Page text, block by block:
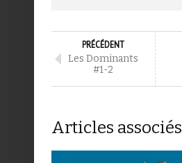
PRÉCÉDENT
Les Dominants
#1-2
Articles associés